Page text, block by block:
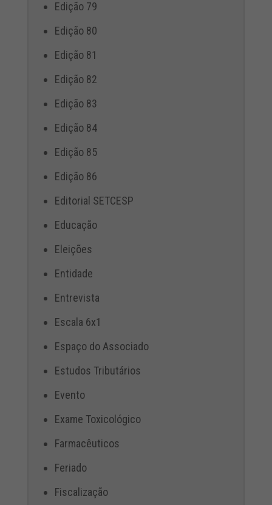
Edição 79
Edição 80
Edição 81
Edição 82
Edição 83
Edição 84
Edição 85
Edição 86
Editorial SETCESP
Educação
Eleições
Entidade
Entrevista
Escala 6x1
Espaço do Associado
Estudos Tributários
Evento
Exame Toxicológico
Farmacêuticos
Feriado
Fiscalização